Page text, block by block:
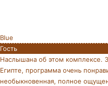
Blue
Гость
Наслышана об этом комплексе.
Египте, программа очень
необыкновенная, полное